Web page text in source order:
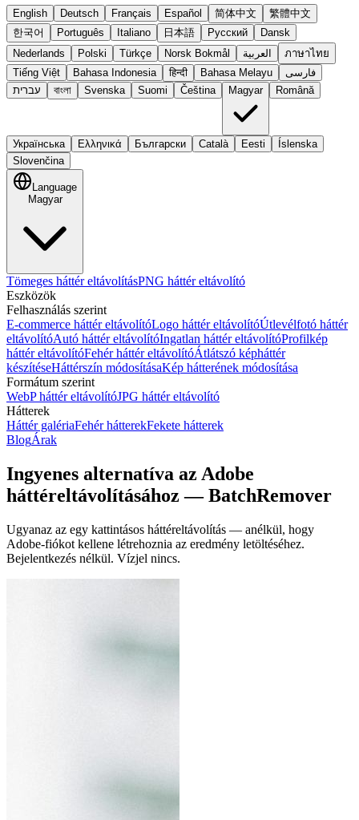
English Deutsch Français Español 简体中文
繁體中文
한국어
Português Italiano 日本語 Русский
Dansk
Nederlands
Polski Türkçe Norsk Bokmål العربية
ภาษาไทย
Tiếng Việt
Bahasa Indonesia हिन्दी Bahasa Melayu
فارسی
עברית
বাংলা Svenska Suomi Čeština Magyar Română
Українська Ελληνικά Български Català Eesti
Íslenska
Slovenčina
Language
Magyar
Tömeges háttér eltávolításPNG háttér eltávolító
Eszközök
Felhasználás szerint
E-commerce háttér eltávolítóLogo háttér eltávolítóÚtlevélfotó háttér
eltávolítóAutó háttér eltávolítóIngatlan háttér eltávolítóProfilkép
háttér eltávolítóFehér háttér eltávolítóÁtlátszó képháttér
készítéseHáttérszín módosításaKép hátterének módosítása
Formátum szerint
WebP háttér eltávolítóJPG háttér eltávolító
Hátterek
Háttér galériaFehér hátterekFekete hátterek
BlogÁrak
Ingyenes alternatíva az Adobe
háttéreltávolításához — BatchRemover
Ugyanaz az egy kattintásos háttéreltávolítás — anélkül, hogy
Adobe-fiókot kellene létrehoznia az eredmény letöltéséhez.
Bejelentkezés nélkül. Vízjel nincs.